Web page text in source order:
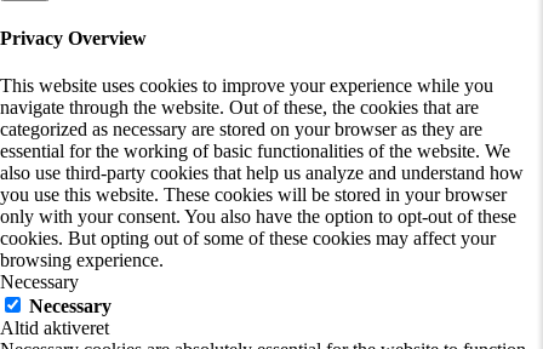
Privacy Overview
This website uses cookies to improve your experience while you
navigate through the website. Out of these, the cookies that are
categorized as necessary are stored on your browser as they are
essential for the working of basic functionalities of the website. We
also use third-party cookies that help us analyze and understand how
you use this website. These cookies will be stored in your browser
only with your consent. You also have the option to opt-out of these
cookies. But opting out of some of these cookies may affect your
browsing experience.
Necessary
Necessary
Altid aktiveret